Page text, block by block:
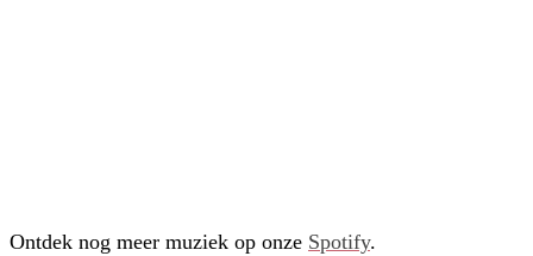
Ontdek nog meer muziek op onze Spotify.